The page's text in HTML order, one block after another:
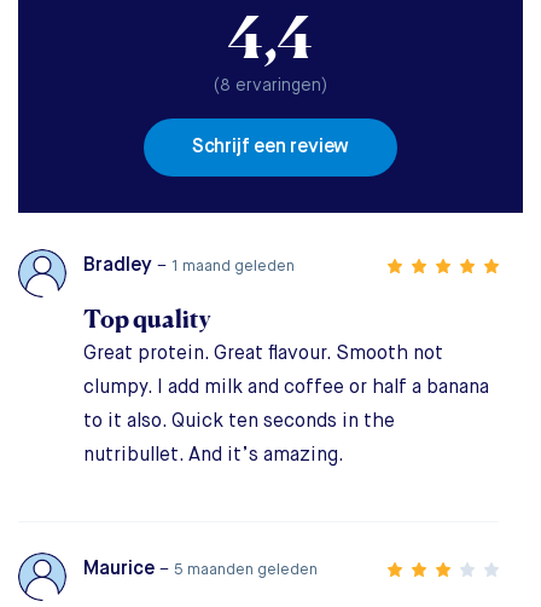
4,4
(8 ervaringen)
Schrijf een review
Bradley – 1 maand geleden
Top quality
Great protein. Great flavour. Smooth not
clumpy. I add milk and coffee or half a banana
to it also. Quick ten seconds in the
nutribullet. And it’s amazing.
Maurice – 5 maanden geleden